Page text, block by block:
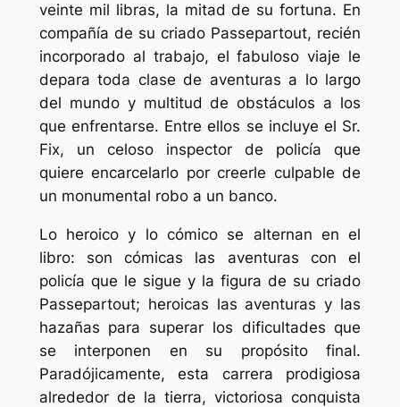
veinte mil libras, la mitad de su fortuna. En
compañía de su criado Passepartout, recién
incorporado al trabajo, el fabuloso viaje le
depara toda clase de aventuras a lo largo
del mundo y multitud de obstáculos a los
que enfrentarse. Entre ellos se incluye el Sr.
Fix, un celoso inspector de policía que
quiere encarcelarlo por creerle culpable de
un monumental robo a un banco.
Lo heroico y lo cómico se alternan en el
libro: son cómicas las aventuras con el
policía que le sigue y la figura de su criado
Passepartout; heroicas las aventuras y las
hazañas para superar los dificultades que
se interponen en su propósito final.
Paradójicamente, esta carrera prodigiosa
alrededor de la tierra, victoriosa conquista